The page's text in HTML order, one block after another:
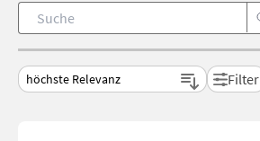
Filter